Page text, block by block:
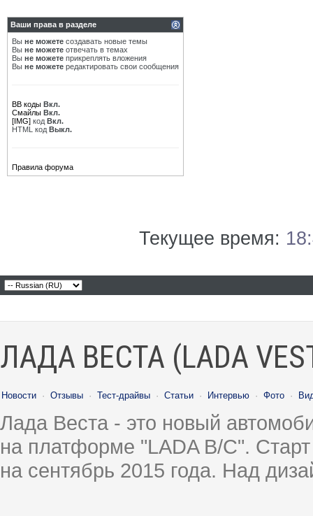
Ваши права в разделе
Вы не можете создавать новые темы
Вы не можете отвечать в темах
Вы не можете прикреплять вложения
Вы не можете редактировать свои сообщения
BB коды Вкл.
Смайлы Вкл.
[IMG] код Вкл.
HTML код Выкл.
Правила форума
Текущее время:
ЛАДА ВЕСТА (LADA
Новости · Отзывы · Тест-драйвы · Статьи · Интервью · Фото ·
Лада Веста - это новый
на платформе "LADA B/C".
на сентябрь 2015 года. Над